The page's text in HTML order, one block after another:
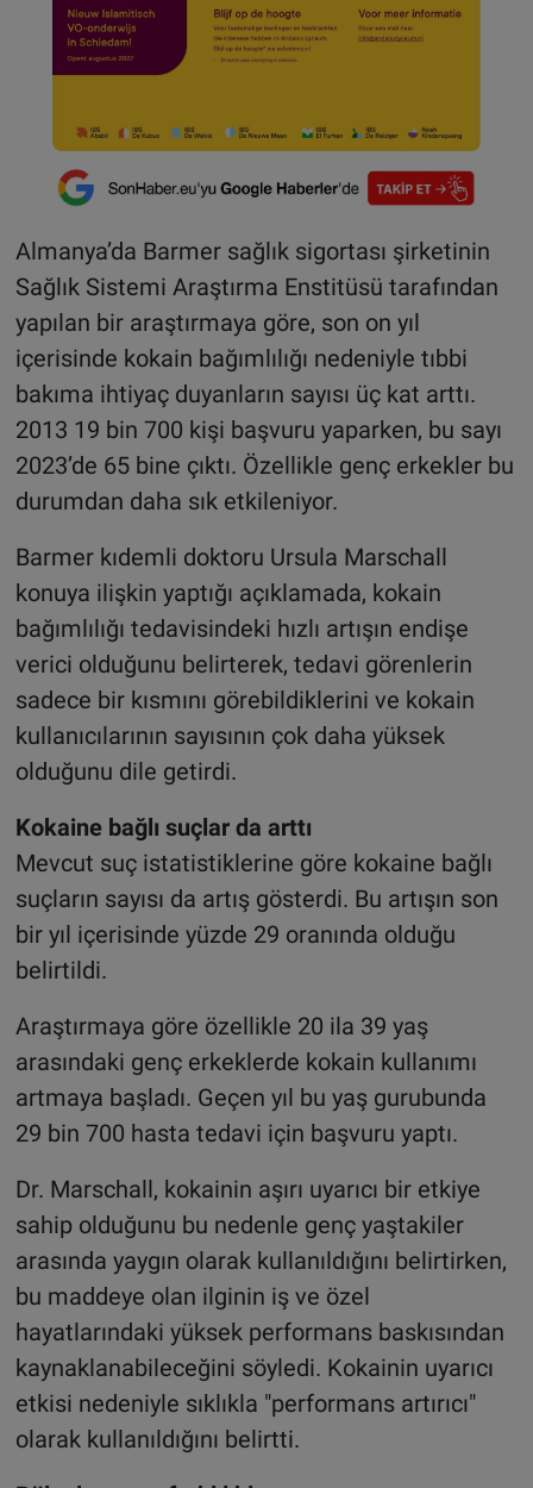
Almanya’da Barmer sağlık sigortası şirketinin
Sağlık Sistemi Araştırma Enstitüsü tarafından
yapılan bir araştırmaya göre, son on yıl
içerisinde kokain bağımlılığı nedeniyle tıbbi
bakıma ihtiyaç duyanların sayısı üç kat arttı.
2013 19 bin 700 kişi başvuru yaparken, bu sayı
2023’de 65 bine çıktı. Özellikle genç erkekler bu
durumdan daha sık etkileniyor.
Barmer kıdemli doktoru Ursula Marschall
konuya ilişkin yaptığı açıklamada, kokain
bağımlılığı tedavisindeki hızlı artışın endişe
verici olduğunu belirterek, tedavi görenlerin
sadece bir kısmını görebildiklerini ve kokain
kullanıcılarının sayısının çok daha yüksek
olduğunu dile getirdi.
Kokaine bağlı suçlar da arttı
Mevcut suç istatistiklerine göre kokaine bağlı
suçların sayısı da artış gösterdi. Bu artışın son
bir yıl içerisinde yüzde 29 oranında olduğu
belirtildi.
Araştırmaya göre özellikle 20 ila 39 yaş
arasındaki genç erkeklerde kokain kullanımı
artmaya başladı. Geçen yıl bu yaş gurubunda
29 bin 700 hasta tedavi için başvuru yaptı.
Dr. Marschall, kokainin aşırı uyarıcı bir etkiye
sahip olduğunu bu nedenle genç yaştakiler
arasında yaygın olarak kullanıldığını belirtirken,
bu maddeye olan ilginin iş ve özel
hayatlarındaki yüksek performans baskısından
kaynaklanabileceğini söyledi. Kokainin uyarıcı
etkisi nedeniyle sıklıkla "performans artırıcı"
olarak kullanıldığını belirtti.